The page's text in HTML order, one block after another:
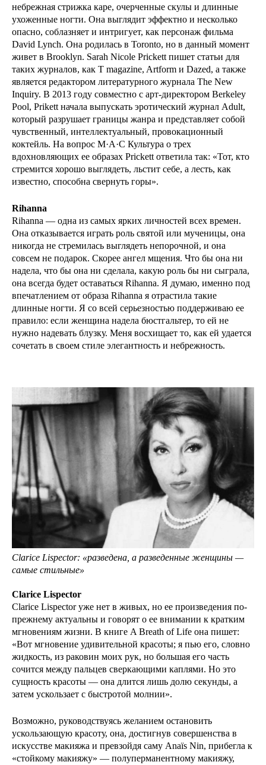
небрежная стрижка каре, очерченные скулы и длинные
ухоженные ногти. Она выглядит эффектно и несколько
опасно, соблазняет и интригует, как персонаж фильма
David Lynch. Она родилась в Toronto, но в данный момент
живет в Brooklyn. Sarah Nicole Prickett пишет статьи для
таких журналов, как T magazine, Artform и Dazed, а также
является редактором литературного журнала The New
Inquiry. В 2013 году совместно с арт-директором Berkeley
Pool, Prikett начала выпускать эротический журнал Adult,
который разрушает границы жанра и представляет собой
чувственный, интеллектуальный, провокационный
коктейль. На вопрос M·A·C Культура о трех
вдохновляющих ее образах Prickett ответила так: «Тот, кто
стремится хорошо выглядеть, льстит себе, а лесть, как
известно, способна свернуть горы».
Rihanna
Rihanna — одна из самых ярких личностей всех времен.
Она отказывается играть роль святой или мученицы, она
никогда не стремилась выглядеть непорочной, и она
совсем не подарок. Скорее ангел мщения. Что бы она ни
надела, что бы она ни сделала, какую роль бы ни сыграла,
она всегда будет оставаться Rihanna. Я думаю, именно под
впечатлением от образа Rihanna я отрастила такие
длинные ногти. Я со всей серьезностью поддерживаю ее
правило: если женщина надела бюстгальтер, то ей не
нужно надевать блузку. Меня восхищает то, как ей удается
сочетать в своем стиле элегантность и небрежность.
Clarice Lispector: «разведена, а разведенные женщины —
самые стильные»
Clarice Lispector
Clarice Lispector уже нет в живых, но ее произведения по-
прежнему актуальны и говорят о ее внимании к кратким
мгновениям жизни. В книге A Breath of Life она пишет:
«Вот мгновение удивительной красоты; я пью его, словно
жидкость, из раковин моих рук, но большая его часть
сочится между пальцев сверкающими каплями. Но это
сущность красоты — она длится лишь долю секунды, а
затем ускользает с быстротой молнии».
Возможно, руководствуясь желанием остановить
ускользающую красоту, она, достигнув совершенства в
искусстве макияжа и превзойдя саму Anaïs Nin, прибегла к
«стойкому макияжу» — полуперманентному макияжу,